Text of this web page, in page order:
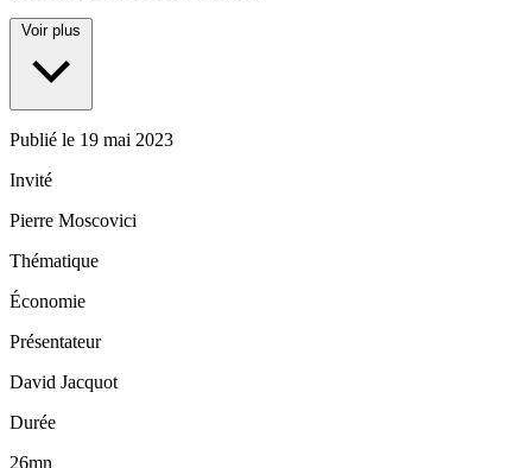
Voir plus
Publié le 19 mai 2023
Invité
Pierre Moscovici
Thématique
Économie
Présentateur
David Jacquot
Durée
26mn